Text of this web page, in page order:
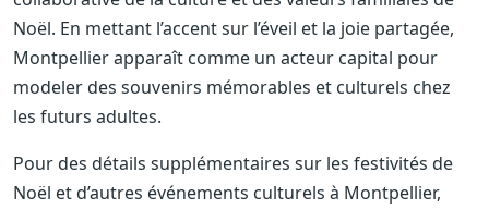
Noël. En mettant l’accent sur l’éveil et la joie partagée,
Montpellier apparaît comme un acteur capital pour
modeler des souvenirs mémorables et culturels chez
les futurs adultes.
Pour des détails supplémentaires sur les festivités de
Noël et d’autres événements culturels à Montpellier,